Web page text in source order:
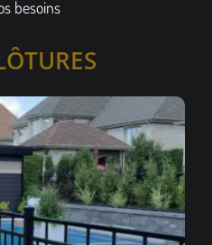
besoins